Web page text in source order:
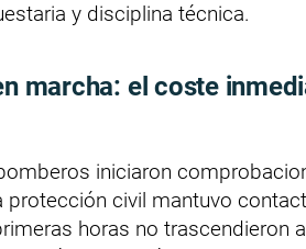
y disciplina técnica.
marcha: el coste
iniciaron
protección civil mantuvo
horas no trascendieron